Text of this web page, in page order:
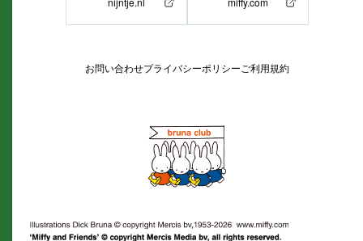
お問い合わせプライバシーポリシー ご利用規約